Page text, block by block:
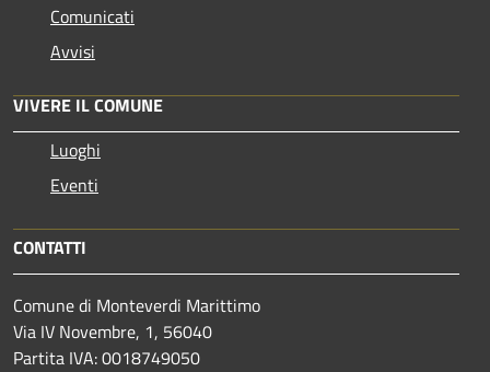
Comunicati
Avvisi
VIVERE IL COMUNE
Luoghi
Eventi
CONTATTI
Comune di Monteverdi Marittimo
Via IV Novembre, 1, 56040
Partita IVA: 0018749050